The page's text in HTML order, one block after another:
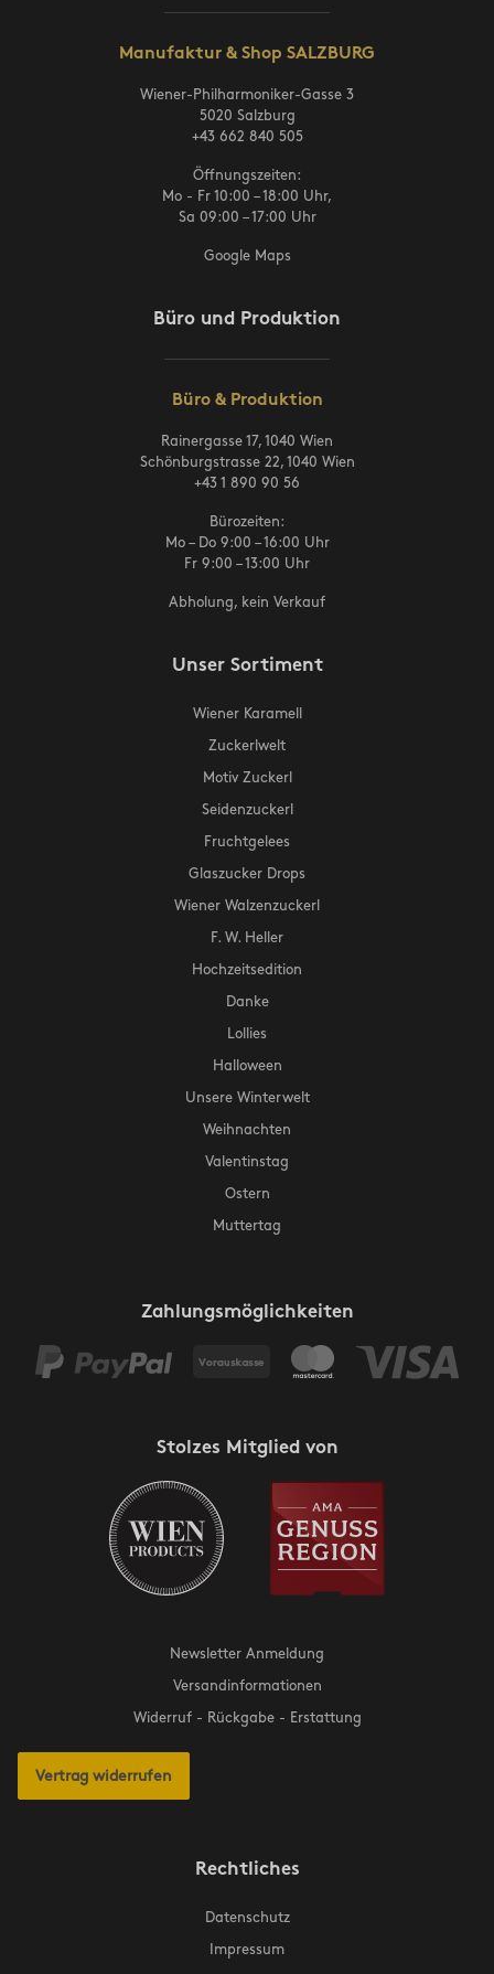
Manufaktur & Shop SALZBURG
Wiener-Philharmoniker-Gasse 3
5020 Salzburg
+43 662 840 505
Öffnungszeiten:
Mo - Fr 10:00 – 18:00 Uhr,
Sa 09:00 – 17:00 Uhr
Google Maps
Büro und Produktion
Büro & Produktion
Rainergasse 17, 1040 Wien
Schönburgstrasse 22, 1040 Wien
+43 1 890 90 56
Bürozeiten:
Mo – Do 9:00 – 16:00 Uhr
Fr 9:00 – 13:00 Uhr
Abholung, kein Verkauf
Unser Sortiment
Wiener Karamell
Zuckerlwelt
Motiv Zuckerl
Seidenzuckerl
Fruchtgelees
Glaszucker Drops
Wiener Walzenzuckerl
F. W. Heller
Hochzeitsedition
Danke
Lollies
Halloween
Unsere Winterwelt
Weihnachten
Valentinstag
Ostern
Muttertag
Zahlungsmöglichkeiten
Stolzes Mitglied von
Newsletter Anmeldung
Versandinformationen
Widerruf - Rückgabe - Erstattung
Vertrag widerrufen
Rechtliches
Datenschutz
Impressum